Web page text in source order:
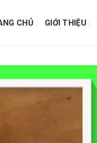
CHỦ GIỚI THIỆU